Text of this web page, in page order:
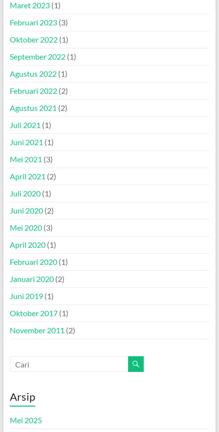
Maret 2023(1)
Februari 2023(3)
Oktober 2022(1)
September 2022(1)
Agustus 2022(1)
Februari 2022(2)
Agustus 2021 (2)
Juli 2021 (1)
Juni 2021 (1)
Mei 2021 (3)
April 2021 (2)
Juli 2020(1)
Juni 2020(2)
Mei 2020(3)
April 2020(1)
Februari 2020(1)
Januari 2020(2)
Juni 2019(1)
Oktober 2017(1)
November 2011 (2)
Arsip
Mei 2025